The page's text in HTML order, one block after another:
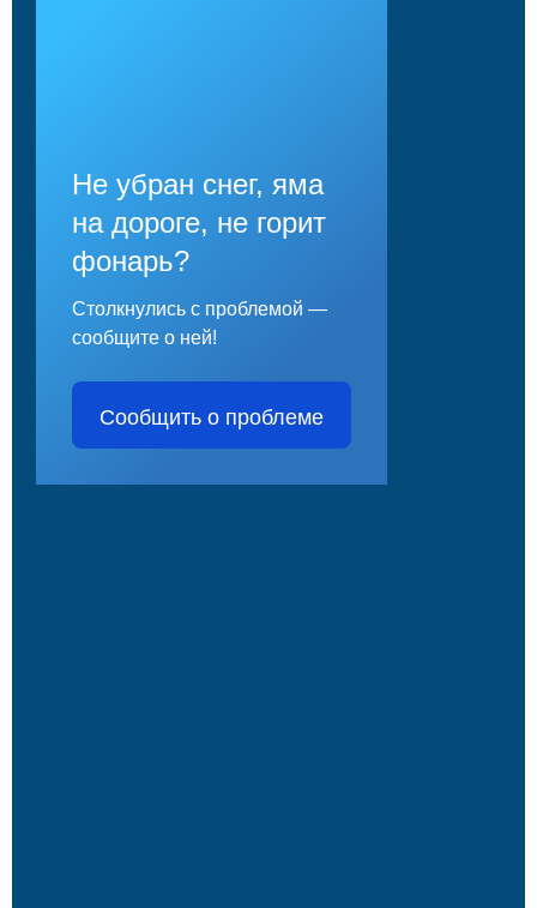
Не убран снег, яма
на дороге, не горит
фонарь?
Столкнулись с проблемой —
сообщите о ней!
Сообщить о проблеме